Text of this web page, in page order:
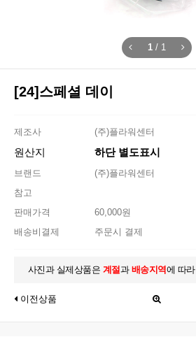
1 / 1
[24]스페셜 데이
제조사 (주)플라워센터
원산지 하단 별도표시
브랜드
(주)플라워센터
참고
판매가격
60,000원
배송비결제
주문시 결제
사진과 실제상품은 계절과 배송지역에 따라
이전상품